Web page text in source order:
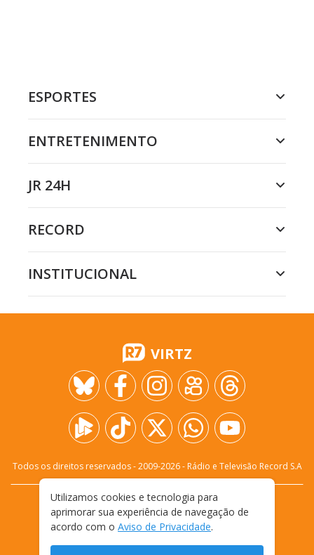
ESPORTES
ENTRETENIMENTO
JR 24H
RECORD
INSTITUCIONAL
VIRTZ
Todos os direitos reservados - 2009-2026- Rádio e Televisão Record S.A
FALE CONOSCO
PRIVACIDADE
TERMOS E CONDIÇÕES DE USO
Utilizamos cookies e tecnologia para
aprimorar sua experiência de navegação de
acordo com o Aviso de Privacidade.